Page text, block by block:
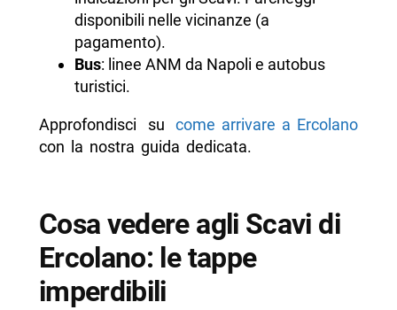
disponibili nelle vicinanze (a
pagamento).
Bus: linee ANM da Napoli e autobus
turistici.
Approfondisci sucome arrivare a Ercolano
con la nostra guida dedicata.
Cosa vedere agli Scavi di
Ercolano: le tappe
imperdibili